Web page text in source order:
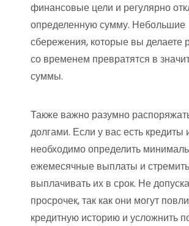
финансовые цели и регулярно
определенную сумму. Небольшие
сбережения, которые вы делаете
со временем превратятся в
суммы.
Также важно разумно
долгами. Если у вас есть кредиты
необходимо определить
ежемесячные выплаты и
выплачивать их в срок. Не
просрочек, так как они могут
кредитную историю и усложнить